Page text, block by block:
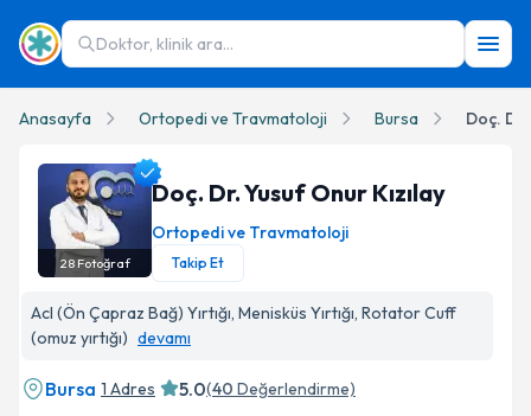
Doktor, klinik ara...
Anasayfa Ortopedi ve Travmatoloji Bursa Doç. Dr.
28Fotoğraf
Doç. Dr. Yusuf Onur Kızılay
Ortopedi ve Travmatoloji
Takip Et
Acl (Ön Çapraz Bağ) Yırtığı, Menisküs Yırtığı, Rotator Cuff
(omuz yırtığı) devamı
Bursa 1 Adres 5.0(40 Değerlendirme)